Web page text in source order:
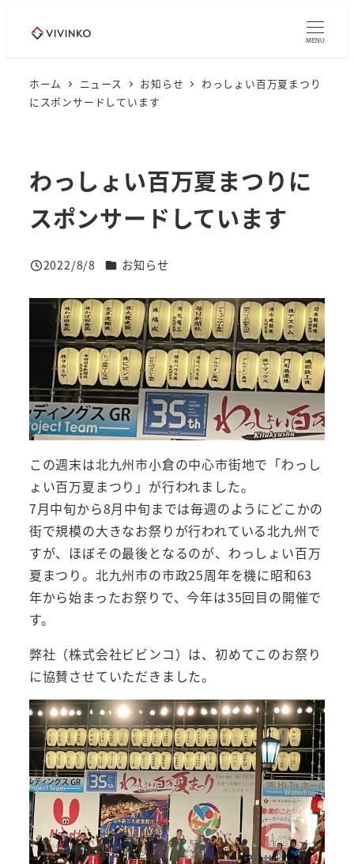
MENU
ホーム ニュース お知らせ
わっしょい百万夏まつり
にスポンサードしています
わっしょい百万夏まつりに
スポンサードしています
投稿日
2022/8/8 ニュースカテゴリー
お知らせ
この週末は北九州市小倉の中心市街地で「わっし
ょい百万夏まつり」が行われました。
7月中旬から8月中旬までは毎週のようにどこかの
街で規模の大きなお祭りが行われている北九州で
すが、ほぼその最後となるのが、わっしょい百万
夏まつり。北九州市の市政25周年を機に昭和63
年から始まったお祭りで、今年は35回目の開催で
す。
弊社（株式会社ビビンコ）は、初めてこのお祭り
に協賛させていただきました。